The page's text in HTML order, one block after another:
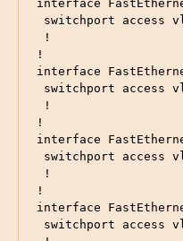
interface
!
interface
!
interface
!
interface